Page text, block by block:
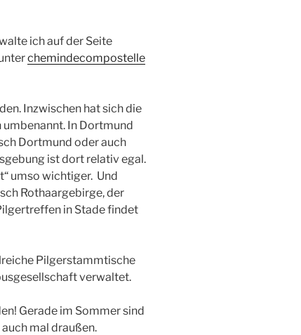
ich auf der Seite
chemindecompostelle
Inzwischen hat sich die
umbenannt. In Dortmund
Dortmund oder auch
ist dort relativ egal.
umso wichtiger. Und
Rothaargebirge, der
in Stade findet
Pilgerstammtische
verwaltet.
Gerade im Sommer sind
mal draußen.